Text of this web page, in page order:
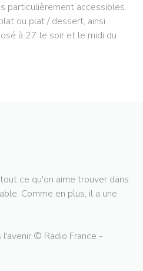
particulièrement accessibles.
ou plat / dessert, ainsi
à 27 le soir et le midi du
ce qu'on aime trouver dans
Comme en plus, il a une
© Radio France -